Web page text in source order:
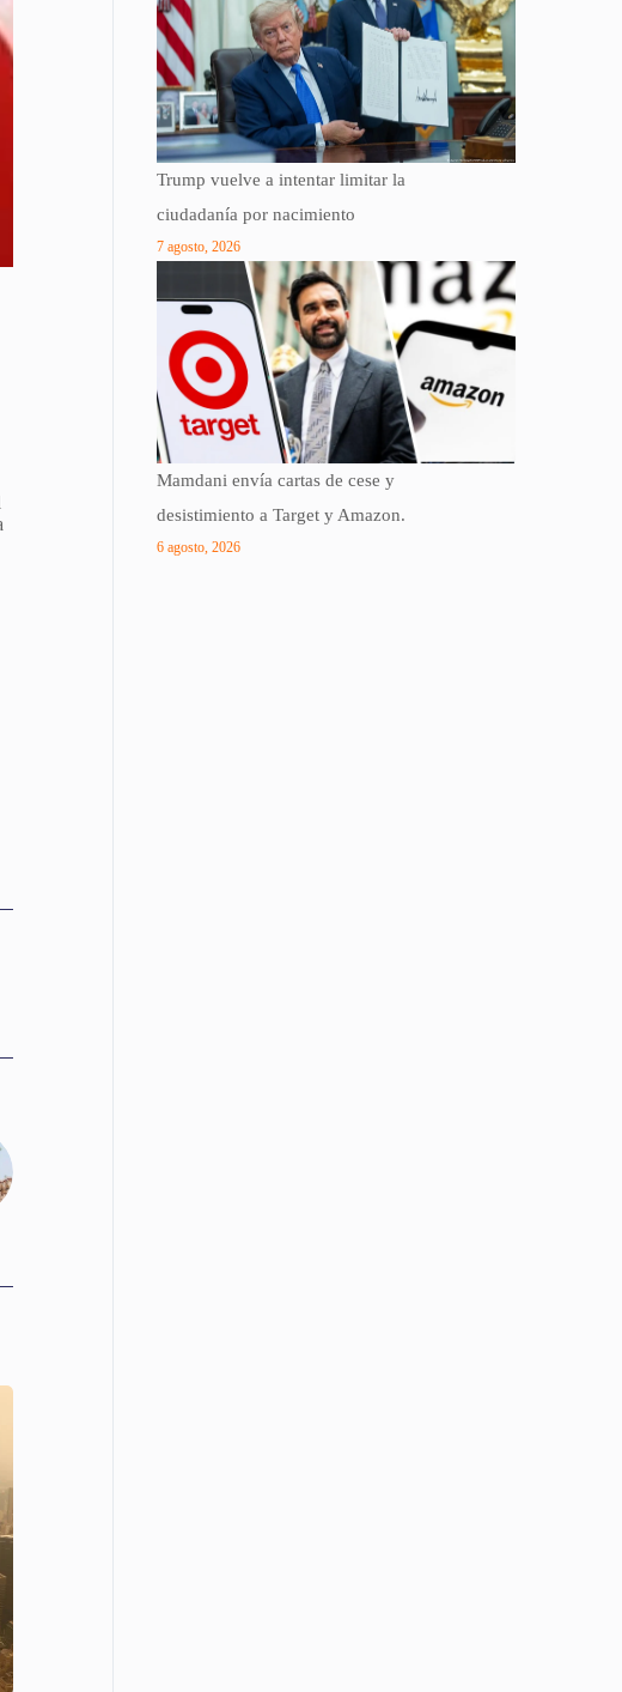
Trump vuelve a intentar limitar la
ciudadanía por nacimiento
7 agosto, 2026
Mamdani envía cartas de cese y
desistimiento a Target y Amazon.
6 agosto, 2026